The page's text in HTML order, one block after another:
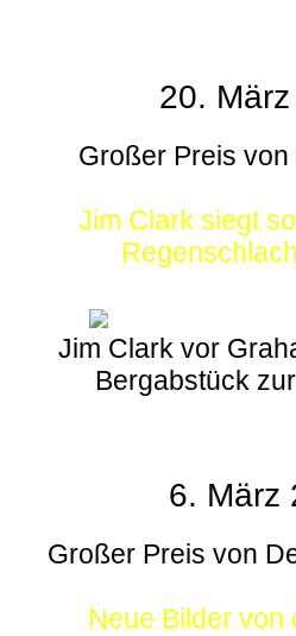
20.
Großer Preis
Jim Clark siegt
Jim Clark vor
Bergabstück
6. März
Großer Preis von
Neue Bilder von